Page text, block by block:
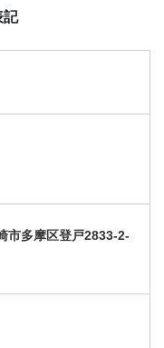
記
市多摩区登戸2833-2-